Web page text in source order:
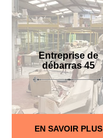
Entreprise de
débarras 45
EN SAVOIR PLUS